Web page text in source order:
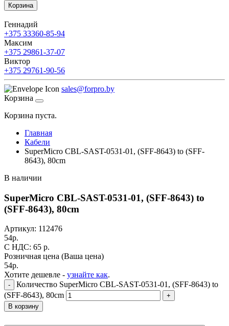
Корзина
Геннадий
+375 33360-85-94
Максим
+375 29861-37-07
Виктор
+375 29761-90-56
sales@forpro.by
Корзина
Корзина пуста.
Главная
Кабели
SuperMicro CBL-SAST-0531-01, (SFF-8643) to (SFF-
8643), 80cm
В наличии
SuperMicro CBL-SAST-0531-01, (SFF-8643) to
(SFF-8643), 80cm
Артикул: 112476
54р.
C НДС: 65 р.
Розничная цена (Ваша цена)
54р.
Хотите дешевле - узнайте как.
-
Количество SuperMicro CBL-SAST-0531-01, (SFF-8643) to
(SFF-8643), 80cm
+
В корзину